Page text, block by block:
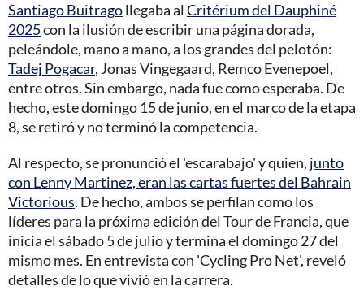
Santiago Buitragollegaba al Critérium del Dauphiné
2025con la ilusión de escribir una página dorada,
peleándole, mano a mano, a los grandes del pelotón:
Tadej Pogacar, Jonas Vingegaard, Remco Evenepoel,
entre otros. Sin embargo, nada fue como esperaba. De
hecho, este domingo 15 de junio, en el marco de la etapa
8, se retiró y no terminó la competencia.
Al respecto, se pronunció el 'escarabajo' y quien, junto
con Lenny Martinez, eran las cartas fuertes del Bahrain
Victorious. De hecho, ambos se perfilan como los
líderes para la próxima edición del Tour de Francia, que
inicia el sábado 5 de julio y termina el domingo 27 del
mismo mes. En entrevista con 'Cycling Pro Net', reveló
detalles de lo que vivió en la carrera.